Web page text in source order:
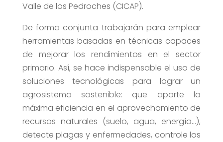
Valle de los Pedroches (CICAP).
De forma conjunta trabajarán para emplear
herramientas basadas en técnicas capaces
de mejorar los rendimientos en el sector
primario. Así, se hace indispensable el uso de
soluciones tecnológicas para lograr un
agrosistema sostenible: que aporte la
máxima eficiencia en el aprovechamiento de
recursos naturales (suelo, agua, energía…),
detecte plagas y enfermedades, controle los